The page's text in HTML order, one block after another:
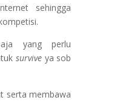
sehingga
yang perlu
surviveya sob
serta membawa